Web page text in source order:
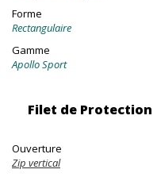
Forme
Rectangulaire
Gamme
Apollo Sport
Filet de Protection
Ouverture
Zip vertical